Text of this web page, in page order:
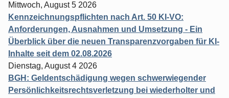
Mittwoch, August 5 2026
Kennzeichnungspflichten nach Art. 50 KI-VO:
Anforderungen, Ausnahmen und Umsetzung - Ein
Überblick über die neuen Transparenzvorgaben für KI-
Inhalte seit dem 02.08.2026
Dienstag, August 4 2026
BGH: Geldentschädigung wegen schwerwiegender
Persönlichkeitsrechtsverletzung bei wiederholter und